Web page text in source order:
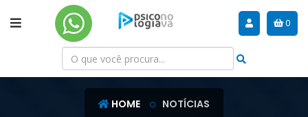
0
NOTÍCIAS
HOME NOTÍCIAS